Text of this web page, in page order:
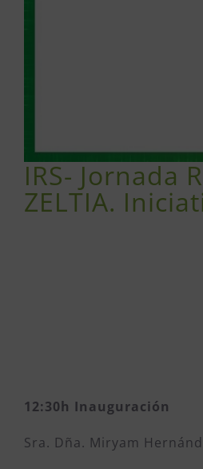
IRS- Jornada
ZELTIA.
12:30h Inauguración
Sra. Dña. Miryam